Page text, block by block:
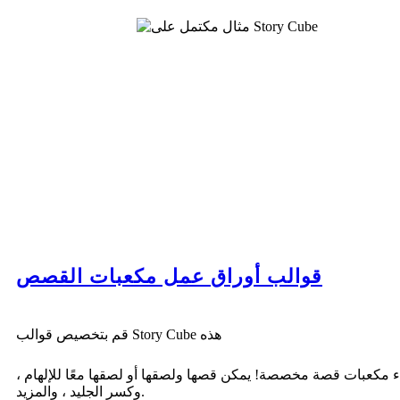
قوالب أوراق عمل مكعبات القصص
قم بتخصيص قوالب Story Cube هذه
مكعبات قصة مخصصة! يمكن قصها ولصقها أو لصقها معًا للإلهام ،
وكسر الجليد ، والمزيد.